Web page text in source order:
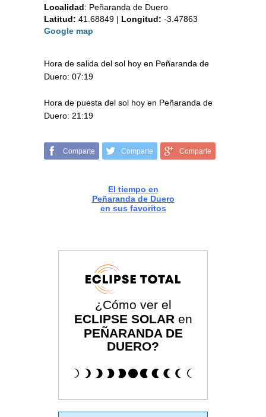
Localidad: Peñaranda de Duero
Latitud: 41.68849 | Longitud: -3.47863
Google map
Hora de salida del sol hoy en Peñaranda de
Duero: 07:19
Hora de puesta del sol hoy en Peñaranda de
Duero: 21:19
Comparte Comparte Comparte
El tiempo en
Peñaranda de Duero
en sus favoritos
¿Cómo ver el
ECLIPSE SOLAR en
PEÑARANDA DE
DUERO?